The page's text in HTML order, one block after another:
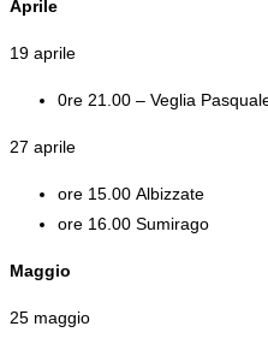
Aprile
19 aprile
0re 21.00 – Veglia
27 aprile
ore 15.00 Albizzate
ore 16.00 Sumirago
Maggio
25 maggio